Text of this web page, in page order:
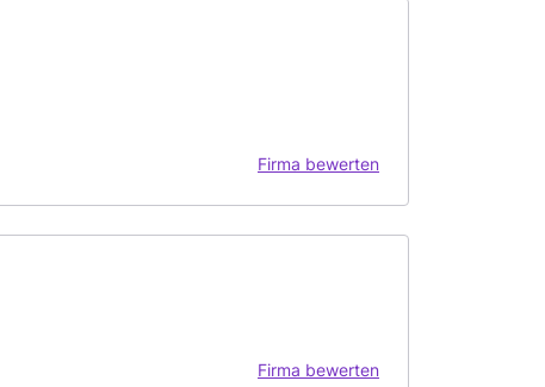
Firma bewerten
Firma bewerten